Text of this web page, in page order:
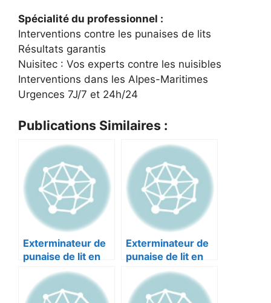
Spécialité du professionnel :
Interventions contre les punaises de lits
Résultats garantis
Nuisitec : Vos experts contre les nuisibles
Interventions dans les Alpes-Maritimes
Urgences 7J/7 et 24h/24
Publications Similaires :
Exterminateur de
punaise de lit en
Alpes-maritimes :
4F 3D NICE 06300
Exterminateur de
punaise de lit en
Alpes-maritimes :
COLIN NICE
06200